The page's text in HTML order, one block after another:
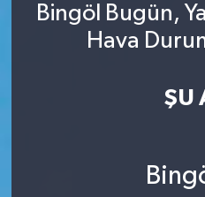
Bingöl Bugün,
Hava
ŞU
Türkiye
Haber Arşivi